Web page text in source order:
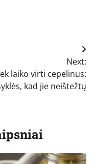
Next:
laiko virti cepelinus:
kad jie neištežtų